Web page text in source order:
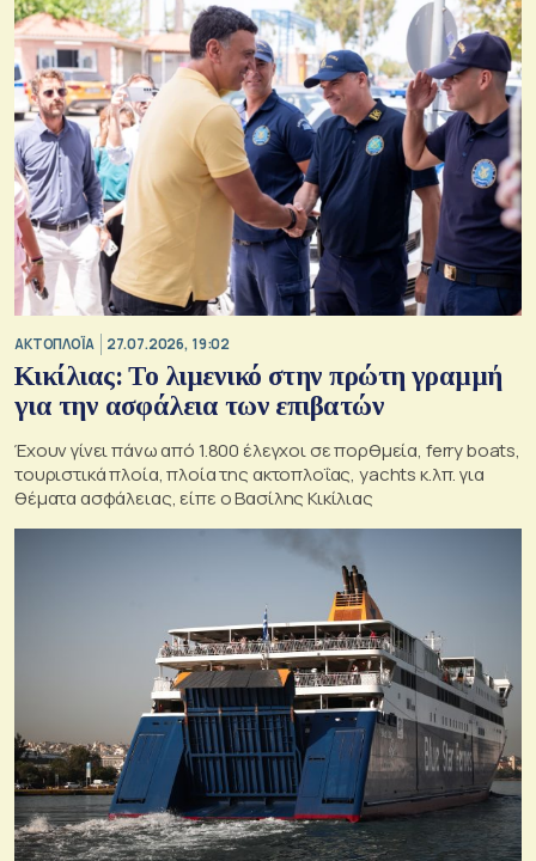
ΑΚΤΟΠΛΟΪΑ 27.07.2026, 19:02
Κικίλιας: Το λιμενικό στην πρώτη γραμμή
για την ασφάλεια των επιβατών
Έχουν γίνει πάνω από 1.800 έλεγχοι σε πορθμεία, ferry boats,
τουριστικά πλοία, πλοία της ακτοπλοΐας, yachts κ.λπ. για
θέματα ασφάλειας, είπε ο Βασίλης Κικίλιας